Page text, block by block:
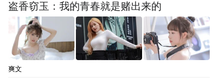
盗香窃玉：我的青春就是赌出来的
爽文